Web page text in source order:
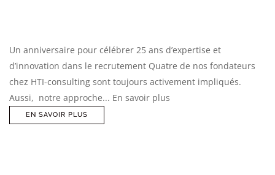
Un anniversaire pour célébrer 25 ans d’expertise et
d’innovation dans le recrutement Quatre de nos fondateurs
chez HTI-consulting sont toujours activement impliqués.
Aussi, notre approche... En savoir plus
EN SAVOIR PLUS